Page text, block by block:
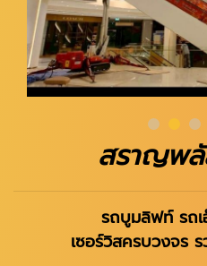
สราญพ
รถบูมลิฟท์ รถเ
เซอร์วิสครบวงจร